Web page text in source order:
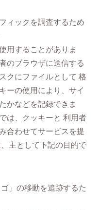
ィックを調査するため
用することがありま
のブラウザに送信する
クにファイルとして 格
ーの使用により、サイ
かなどを記録できま
は、クッキーと 利用者
合わせてサービスを提
主として下記の目的で
」の移動を追跡するた